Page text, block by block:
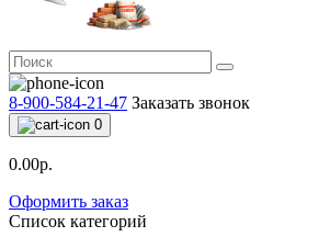
8-900-584-21-47 Заказать звонок
0
0.00р.
Оформить заказ
Список категорий